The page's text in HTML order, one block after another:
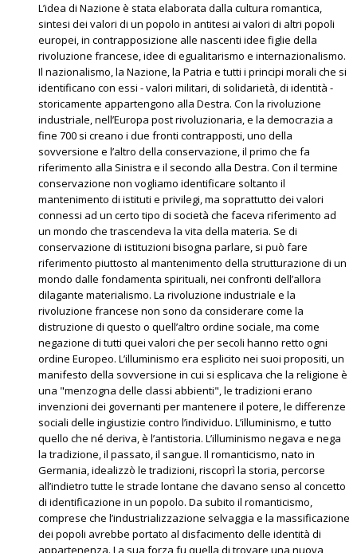
L’idea di Nazione è stata elaborata dalla cultura romantica,
sintesi dei valori di un popolo in antitesi ai valori di altri popoli
europei, in contrapposizione alle nascenti idee figlie della
rivoluzione francese, idee di egualitarismo e internazionalismo.
Il nazionalismo, la Nazione, la Patria e tutti i principi morali che si
identificano con essi - valori militari, di solidarietà, di identità -
storicamente appartengono alla Destra. Con la rivoluzione
industriale, nell’Europa post rivoluzionaria, e la democrazia a
fine 700 si creano i due fronti contrapposti, uno della
sovversione e l’altro della conservazione, il primo che fa
riferimento alla Sinistra e il secondo alla Destra. Con il termine
conservazione non vogliamo identificare soltanto il
mantenimento di istituti e privilegi, ma soprattutto dei valori
connessi ad un certo tipo di società che faceva riferimento ad
un mondo che trascendeva la vita della materia. Se di
conservazione di istituzioni bisogna parlare, si può fare
riferimento piuttosto al mantenimento della strutturazione di un
mondo dalle fondamenta spirituali, nei confronti dell’allora
dilagante materialismo. La rivoluzione industriale e la
rivoluzione francese non sono da considerare come la
distruzione di questo o quell’altro ordine sociale, ma come
negazione di tutti quei valori che per secoli hanno retto ogni
ordine Europeo. L’illuminismo era esplicito nei suoi propositi, un
manifesto della sovversione in cui si esplicava che la religione è
una "menzogna delle classi abbienti", le tradizioni erano
invenzioni dei governanti per mantenere il potere, le differenze
sociali delle ingiustizie contro l’individuo. L’illuminismo, e tutto
quello che né deriva, è l’antistoria. L’illuminismo negava e nega
la tradizione, il passato, il sangue. Il romanticismo, nato in
Germania, idealizzò le tradizioni, riscoprì la storia, percorse
all’indietro tutte le strade lontane che davano senso al concetto
di identificazione in un popolo. Da subito il romanticismo,
comprese che l’industrializzazione selvaggia e la massificazione
dei popoli avrebbe portato al disfacimento delle identità di
appartenenza. La sua forza fu quella di trovare una nuova